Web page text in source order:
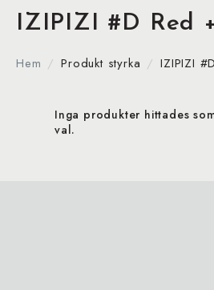
IZIPIZI #D Red
Hem Produkt styrka IZIPIZI
Inga produkter hittades
val.